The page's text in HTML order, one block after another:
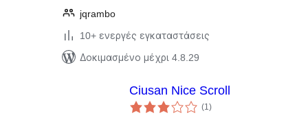
jqrambo
10+ ενεργές εγκαταστάσεις
Δοκιμασμένο μέχρι 4.8.29
Ciusan Nice Scroll
(1αξιολογήσεις
σύνολο
)